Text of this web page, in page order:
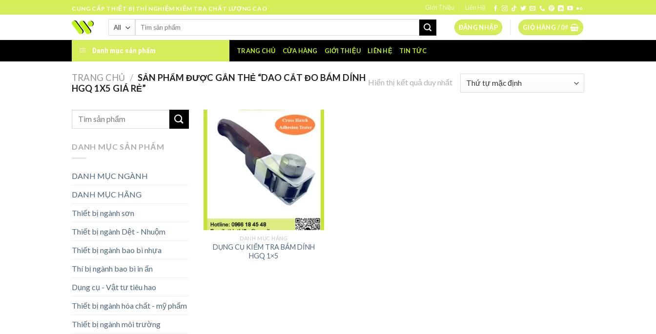
to
CUNG CẤP THIẾT BỊ THÍ NGHIỆM KIỂM TRA CHẤT LƯỢNG CAO Giới Thiệu Liên Hệ
Tìm
ĐĂNG NHẬP GIỎ HÀNG /0₫
Danh mục sản phẩm TRANG CHỦ CỬA HÀNG GIỚI THIỆU LIÊN HỆ TIN TỨC
TRANG CHỦ / SẢN PHẨM ĐƯỢC GẮN THẺ “DAO CẮT ĐO BÁM DÍNH
HGQ 1X5 GIÁ RẺ”
Hiển thị kết quả duy nhất
DANH MỤC SẢN PHẨM
DANH MỤC NGÀNH
DANH MỤC HÃNG
Thiết bị ngành sơn
Thiết bị ngành Dệt - Nhuộm
Thiết bị ngành bao bì nhựa
Thí bị ngành bao bì in ấn
Dụng cụ - Vật tư tiêu hao
Thiết bị ngành hóa chất - mỹ phẩm
Thiết bị ngành môi trường
DANH MỤC HÃNG
DỤNG CỤ KIỂM TRA BÁM DÍNH
HGQ 1×5